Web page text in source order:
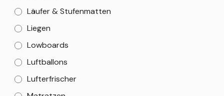
Läufer & Stufenmatten
Liegen
Lowboards
Luftballons
Lufterfrischer